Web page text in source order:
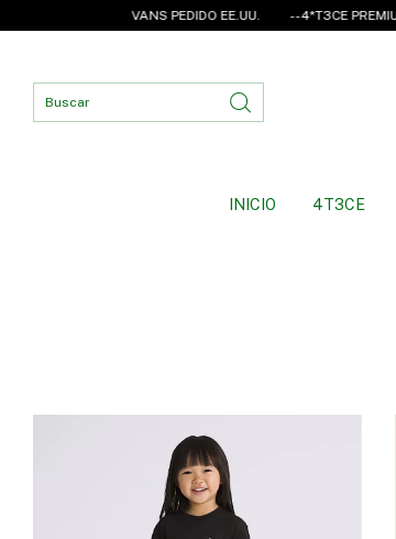
VANS PEDIDO EE.UU. --4*T3CE PREMIUN
INICIO 4T3CE